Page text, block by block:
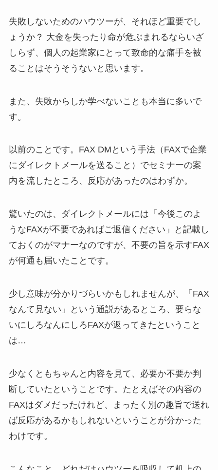
失敗しないためのハウツーが、それほど重要でし
ょうか？ 大金を失ったり命が危ぶまれるならいざ
しらず、個人の起業家にとって致命的な痛手を被
ることはそうそうないと思います。
また、失敗からしか学べないことも本当に多いで
す。
以前のことです。FAX DMという手法（FAXで企業
にダイレクトメールを送ること）でセミナーの案
内を流したところ、反応があったのはわずか。
驚いたのは、ダイレクトメールには「今後このよ
うなFAXが不要であればご返信ください」と記載し
ておくのがマナーなのですが、不要の旨を示すFAX
が何通も届いたことです。
少し意味が分かりづらいかもしれませんが、「FAX
なんて見ない」という通説があるところ、要らな
いにしろなんにしろFAXが返ってきたということ
は…
少なくともちゃんと内容を見て、必要か不要か判
断していたということです。たとえばその内容の
FAXはダメだったけれど、まったく別の趣旨で送れ
ば反応があるかもしれないということが分かった
わけです。